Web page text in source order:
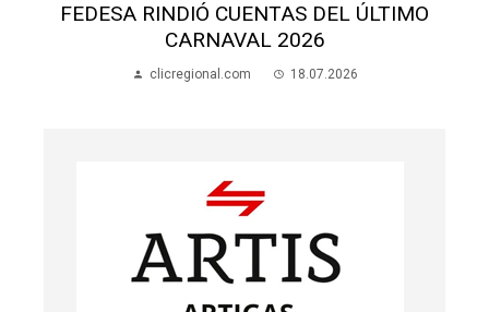
FEDESA RINDIÓ CUENTAS DEL ÚLTIMO
CARNAVAL 2026
clicregional.com 18.07.2026